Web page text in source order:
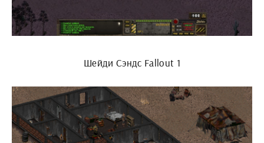
Шейди Сэндс Fallout 1